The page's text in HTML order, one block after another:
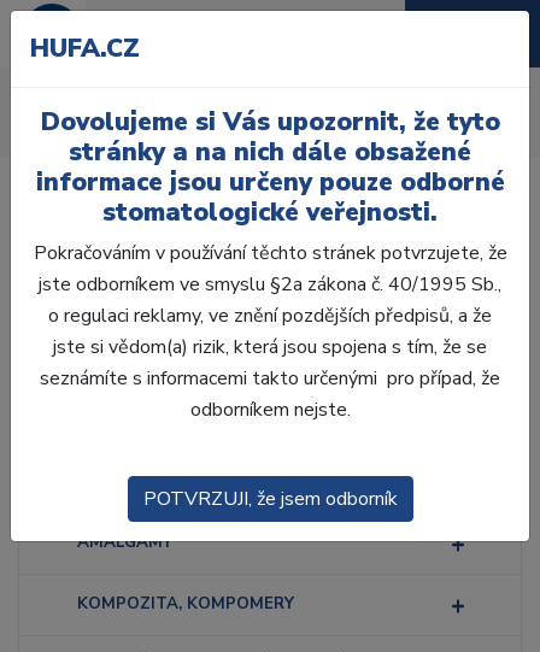
Úvod Ordinace Výplně Ostatní
Laboratoř
Ordinace
AMALGÁMY
KOMPOZITA, KOMPOMERY
HUFA.CZ
Dovolujeme si Vás upozornit, že tyto
stránky a na nich dále obsažené
informace jsou určeny pouze odborné
stomatologické veřejnosti.
Pokračováním v používání těchto stránek potvrzujete, že
jste odborníkem ve smyslu §2a zákona č. 40/1995 Sb.,
o regulaci reklamy, ve znění pozdějších předpisů, a že
jste si vědom(a) rizik, která jsou spojena s tím, že se
seznámíte s informacemi takto určenými pro případ, že
odborníkem nejste.
POTVRZUJI, že jsem odborník